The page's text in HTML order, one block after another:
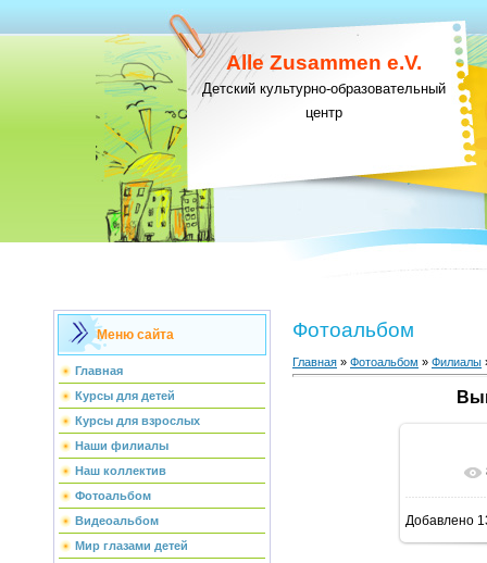
Alle Zusammen e.V.
Детский культурно-образовательный
центр
Меню сайта
Главная
Курсы для детей
Курсы для взрослых
Наши филиалы
Наш коллектив
Фотоальбом
Видеоальбом
Мир глазами детей
Фотоальбом
Главная » Фотоальбом » Филиалы
В
Добавлено